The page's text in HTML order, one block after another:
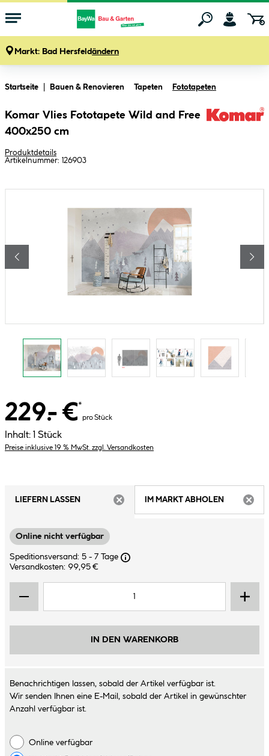
Markt: Bad Hersfeldändern
Startseite Bauen & Renovieren Tapeten Fototapeten
Komar Vlies Fototapete Wild and Free
400x250 cm
Produktdetails
Artikelnummer: 126903
229.- €*
pro Stück
Inhalt: 1 Stück
Preise inklusive 19 % MwSt. zzgl. Versandkosten
LIEFERN LASSEN
IM MARKT ABHOLEN
Online nicht verfügbar
Speditionsversand: 5 - 7 Tage
Versandkosten: 99,95 €
IN DEN WARENKORB
Benachrichtigen lassen, sobald der Artikel verfügbar ist.
Wir senden Ihnen eine E-Mail, sobald der Artikel in gewünschter
Anzahl verfügbar ist.
Online verfügbar